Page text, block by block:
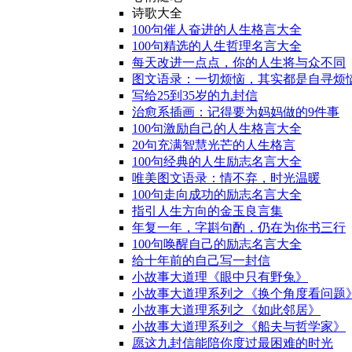
诗歌大全
100句催人奋进的人生格言大全
100句精选的人生哲理名言大全
每天改进一点点，你的人生将与众不同
图文语录：一切烦恼，其实都是自寻烦
写给25到35岁的九封信
治愈系插画：记得要为妈妈做的9件事
100句激励自己的人生格言大全
20句充满智慧光芒的人生格言
100句经典的人生励志名言大全
唯美图文语录：情不弃，时光温暖
100句走向成功的励志名言大全
指引人生方向的金玉良言集
年复一年，字斟句酌，仍在为你书三行
100句唤醒自己的励志名言大全
给十年前的自己写一封信
小故事大道理《眼中只有野兔》
小故事大道理系列之《换个角度看问题
小故事大道理系列之《如此邻居》
小故事大道理系列之《船夫与哲学家》
愿这九封信能陪你度过最困难的时光